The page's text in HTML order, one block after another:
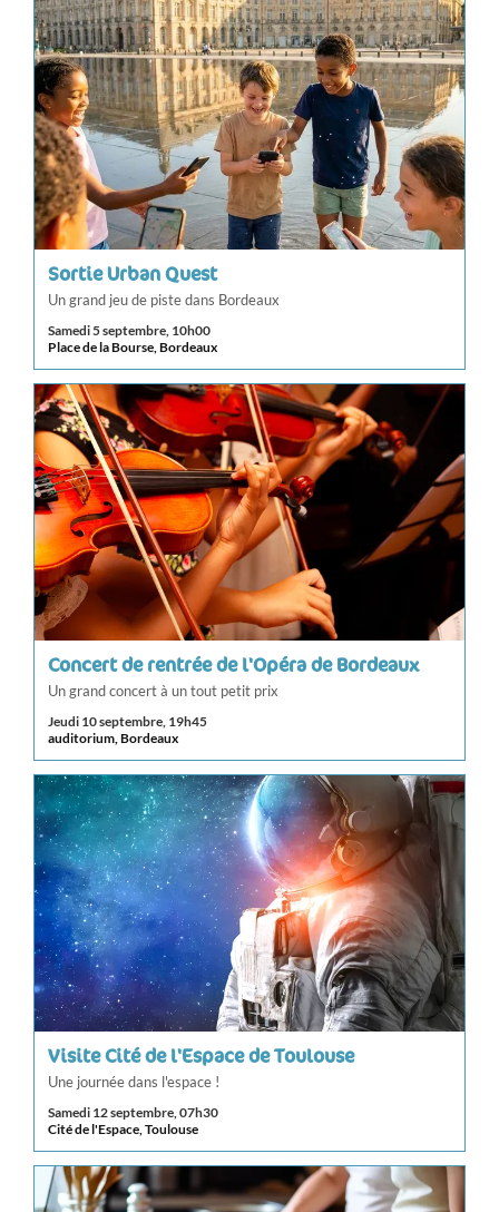
Sortie Urban Quest
Un grand jeu de piste dans Bordeaux
Samedi 5 septembre, 10h00
Place de la Bourse, Bordeaux
Concert de rentrée de l'Opéra de Bordeaux
Un grand concert à un tout petit prix
Jeudi 10 septembre, 19h45
auditorium, Bordeaux
Visite Cité de l'Espace de Toulouse
Une journée dans l'espace !
Samedi 12 septembre, 07h30
Cité de l'Espace, Toulouse